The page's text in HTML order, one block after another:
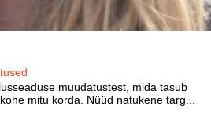
muudatustest, mida tasub
mitu korda. Nüüd natukene targ...